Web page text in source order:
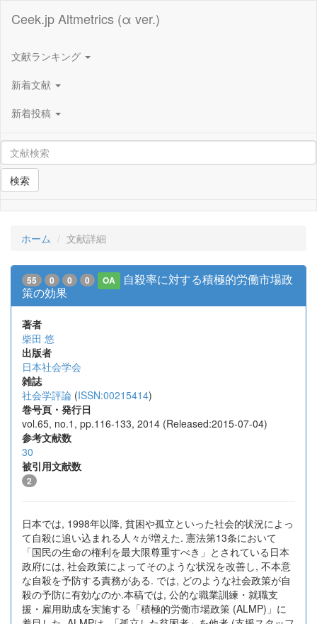
Ceek.jp Altmetrics (α ver.)
文献ランキング
新着文献
新着投稿
検索
ホーム 文献詳細
55 0 0 0 OA
自殺率に対する積極的労働市場政
策の効果
著者
柴田 悠
出版者
日本社会学会
雑誌
社会学評論 (ISSN:00215414)
巻号頁・発行日
vol.65, no.1, pp.116-133, 2014 (Released:2015-07-04)
参考文献数
30
被引用文献数
2
日本では, 1998年以降, 貧困や孤立といった社会的状況によっ
て自殺に追い込まれる人々が増えた. 憲法第13条において
「国民の生命の権利を最大限尊重すべき」とされている日本
政府には, 社会政策によってそのような状況を改善し, 不本意
な自殺を予防する責務がある. では, どのような社会政策が自
殺の予防に有効なのか.本稿では, 公的な職業訓練・就職支
援・雇用助成を実施する「積極的労働市場政策 (ALMP)」に